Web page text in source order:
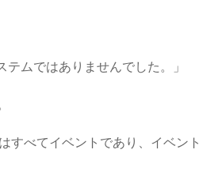
ムではありませんでした。」
すべてイベントであり、イベント